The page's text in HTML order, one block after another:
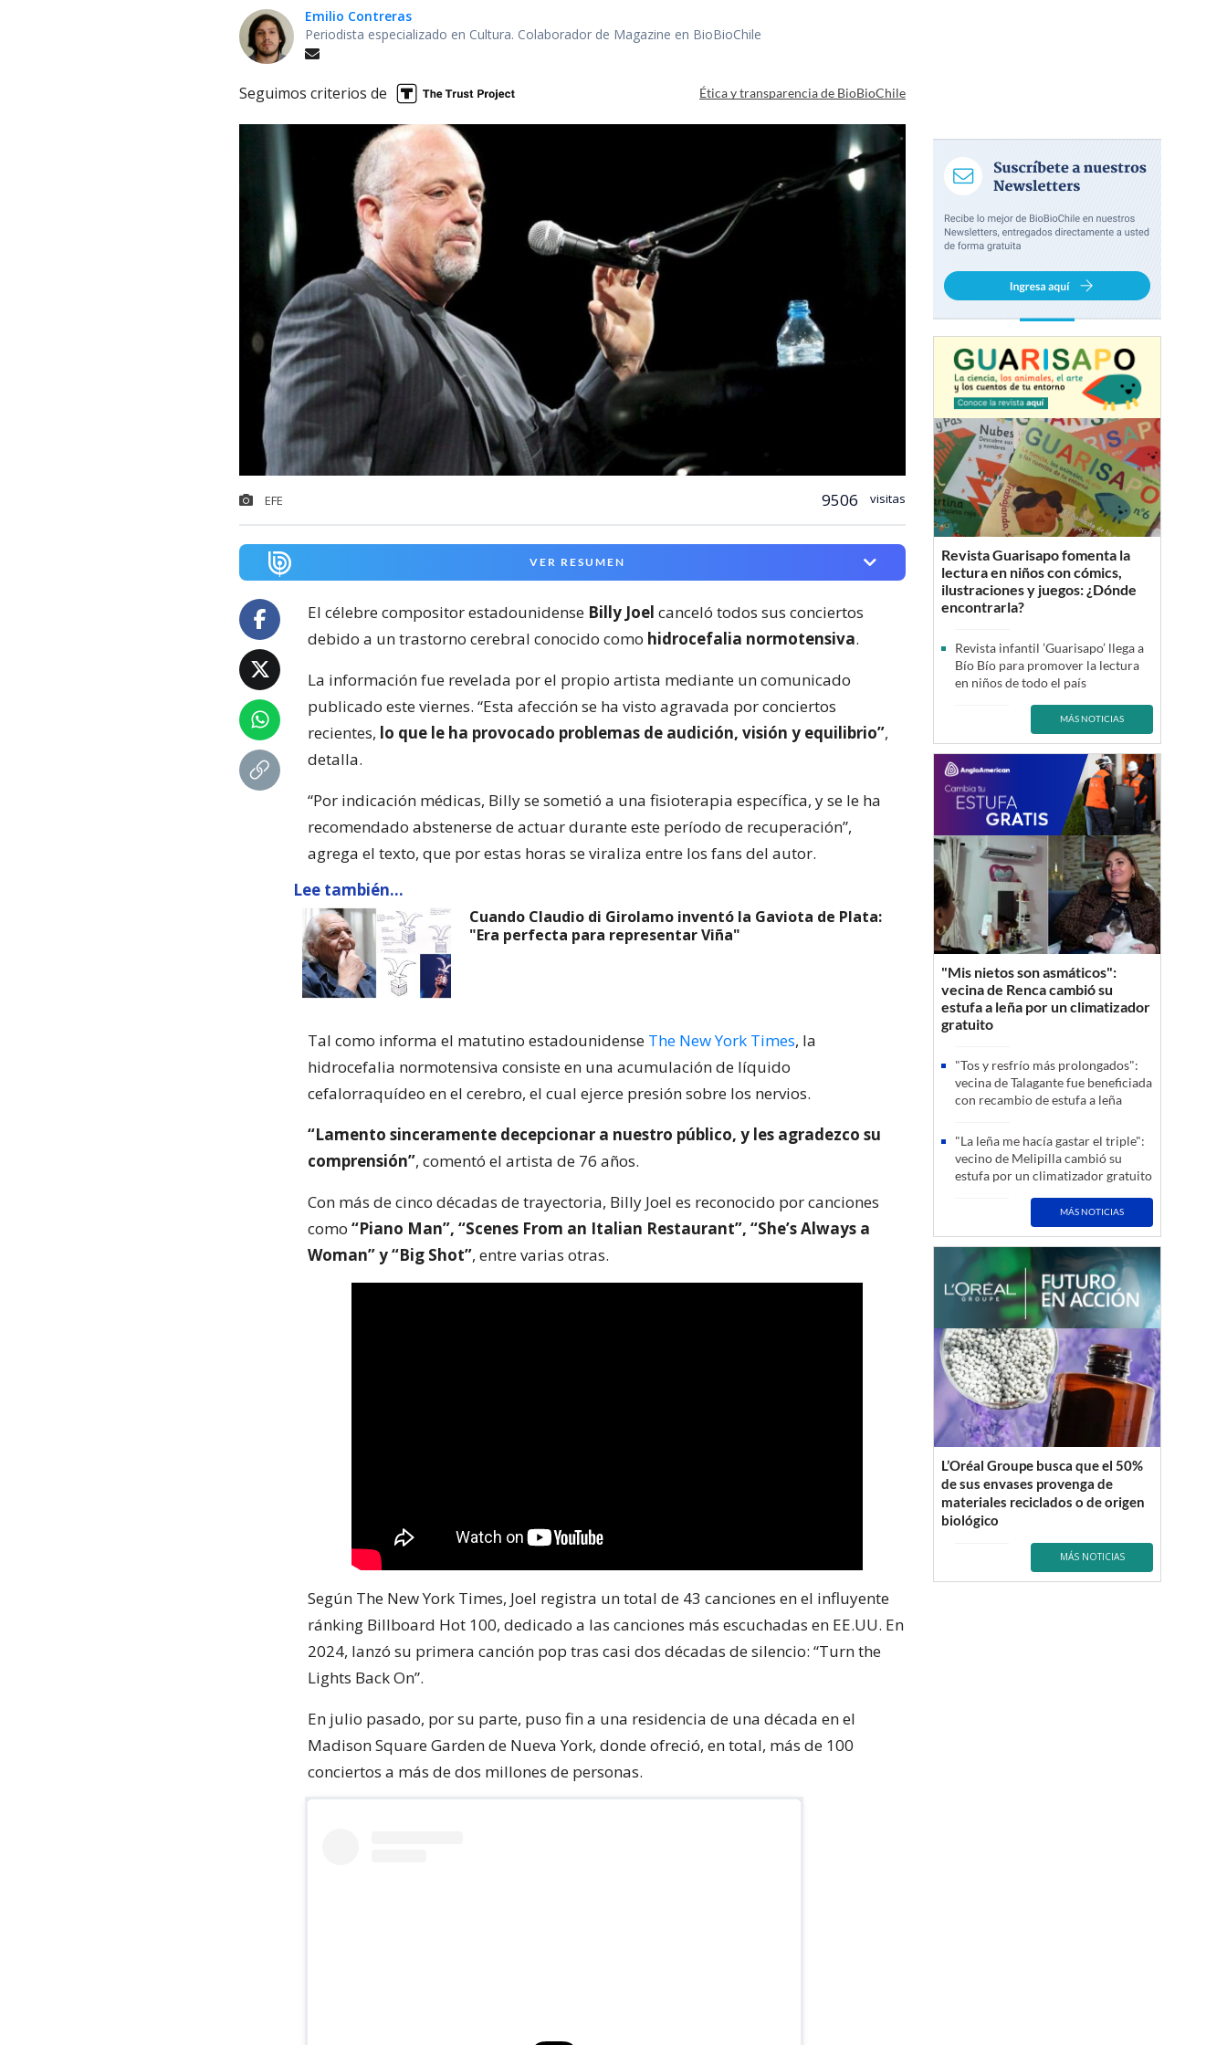
Emilio Contreras
Periodista especializado en Cultura. Colaborador de Magazine en BioBioChile
Seguimos criterios de Ética y transparencia de BioBioChile
EFE 9506 visitas
VER RESUMEN
El célebre compositor estadounidense Billy Joel canceló todos sus conciertos
debido a un trastorno cerebral conocido como hidrocefalia normotensiva.
La información fue revelada por el propio artista mediante un comunicado
publicado este viernes. “Esta afección se ha visto agravada por conciertos
recientes, lo que le ha provocado problemas de audición, visión y equilibrio”,
detalla.
“Por indicación médicas, Billy se sometió a una fisioterapia específica, y se le ha
recomendado abstenerse de actuar durante este período de recuperación”,
agrega el texto, que por estas horas se viraliza entre los fans del autor.
Lee también...
Cuando Claudio di Girolamo inventó la Gaviota de Plata:
"Era perfecta para representar Viña"
Tal como informa el matutino estadounidense The New York Times, la
hidrocefalia normotensiva consiste en una acumulación de líquido
cefalorraquídeo en el cerebro, el cual ejerce presión sobre los nervios.
“Lamento sinceramente decepcionar a nuestro público, y les agradezco su
comprensión”, comentó el artista de 76 años.
Con más de cinco décadas de trayectoria, Billy Joel es reconocido por canciones
como “Piano Man”, “Scenes From an Italian Restaurant”, “She’s Always a
Woman” y “Big Shot”, entre varias otras.
Según The New York Times, Joel registra un total de 43 canciones en el influyente
ránking Billboard Hot 100, dedicado a las canciones más escuchadas en EE.UU. En
2024, lanzó su primera canción pop tras casi dos décadas de silencio: “Turn the
Lights Back On”.
En julio pasado, por su parte, puso fin a una residencia de una década en el
Madison Square Garden de Nueva York, donde ofreció, en total, más de 100
conciertos a más de dos millones de personas.
Revista Guarisapo fomenta la
lectura en niños con cómics,
ilustraciones y juegos: ¿Dónde
encontrarla?
Revista infantil ’Guarisapo’ llega a
Bío Bío para promover la lectura
en niños de todo el país
MÁS NOTICIAS
"Mis nietos son asmáticos":
vecina de Renca cambió su
estufa a leña por un climatizador
gratuito
"Tos y resfrío más prolongados":
vecina de Talagante fue beneficiada
con recambio de estufa a leña
"La leña me hacía gastar el triple":
vecino de Melipilla cambió su
estufa por un climatizador gratuito
MÁS NOTICIAS
L’Oréal Groupe busca que el 50%
de sus envases provenga de
materiales reciclados o de origen
biológico
MÁS NOTICIAS